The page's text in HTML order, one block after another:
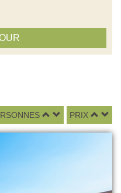
PRIX